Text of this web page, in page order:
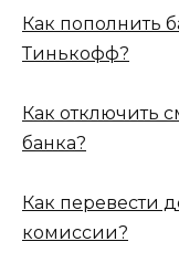
Как пополнить
Тинькофф?
Как отключить
банка?
Как перевести
комиссии?